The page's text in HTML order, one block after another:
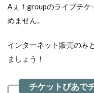
Aぇ！groupのライブチケ
めません。
インターネット販売のみ
ましょう！